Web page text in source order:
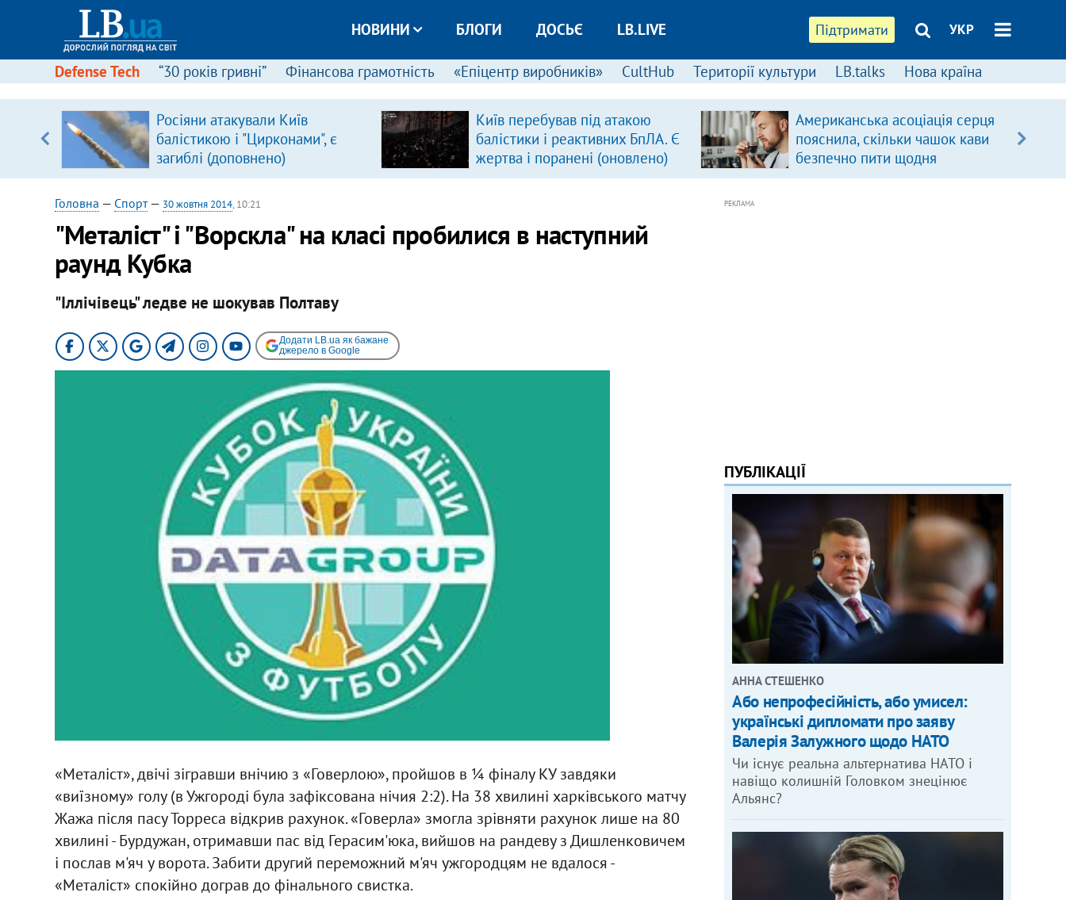
Підтримати УКР
НОВИНИ БЛОГИ ДОСЬЄ LB.LIVE
Defense Tech “30 років гривні” Фінансова грамотність «Епіцентр виробників» CultHub Території культури LB.talks Нова країна
Росіяни атакували Київ
балістикою і "Цирконами", є
загиблі (доповнено)
Київ перебував під атакою
балістики і реактивних БпЛА. Є
жертва і поранені (оновлено)
Американська асоціація серця
пояснила, скільки чашок кави
безпечно пити щодня
Головна — Спорт— 30 жовтня 2014, 10:21
"Металіст" і "Ворскла" на класі пробилися в наступний
раунд Кубка
"Іллічівець" ледве не шокував Полтаву
Додати LB.ua як бажане
джерело в Google
«Металіст», двічі зігравши внічию з «Говерлою», пройшов в ¼ фіналу КУ завдяки
«виїзному» голу (в Ужгороді була зафіксована нічия 2:2). На 38 хвилині харківського матчу
Жажа після пасу Торреса відкрив рахунок. «Говерла» змогла зрівняти рахунок лише на 80
хвилині - Бурдужан, отримавши пас від Герасим'юка, вийшов на рандеву з Дишленковичем
і послав м'яч у ворота. Забити другий переможний м'яч ужгородцям не вдалося -
«Металіст» спокійно дограв до фінального свистка.
РЕКЛАМА
ПУБЛІКАЦІЇ
АННА СТЕШЕНКО
Або непрофесійність, або умисел:
українські дипломати про заяву
Валерія Залужного щодо НАТО
Чи існує реальна альтернатива НАТО і
навіщо колишній Головком знецінює
Альянс?